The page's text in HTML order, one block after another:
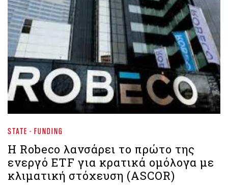
STATE - FUNDING
H Robeco λανσάρει το πρώτο της
ενεργό ETF για κρατικά ομόλογα με
κλιματική στόχευση (ASCOR)